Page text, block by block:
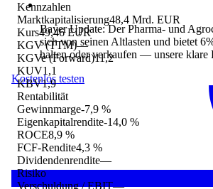
Kennzahlen
Marktkapitalisierung48,4 Mrd. EUR
Kurs49,46 EUR
KGV (TTM)—
KGVe (Forward)11,2
KUV1,1
KBV1,9
Rentabilität
Gewinnmarge-7,9 %
Eigenkapitalrendite-14,0 %
ROCE8,9 %
FCF-Rendite4,3 %
Dividendenrendite—
Risiko
Verschuldung / EBIT—
Bayer Update: Der Pharma- und
sich von seinen Altlasten und bietet
halten oder verkaufen — unsere klare
Kostenlos testen